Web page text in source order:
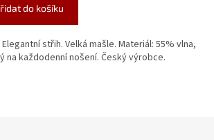
do košíku
střih. Velká mašle. Materiál: 55% vlna,
na každodenní nošení. Český výrobce.